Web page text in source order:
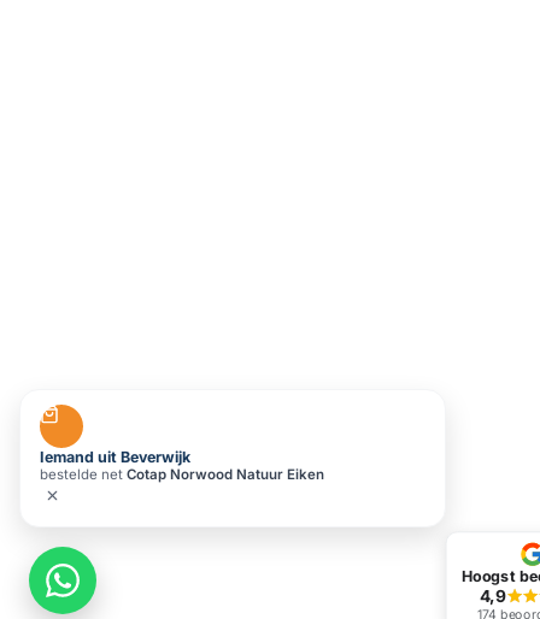
Iemand uit Beverwijk
bestelde net Cotap Norwood Natuur Eiken
Hoogst
4,9
174